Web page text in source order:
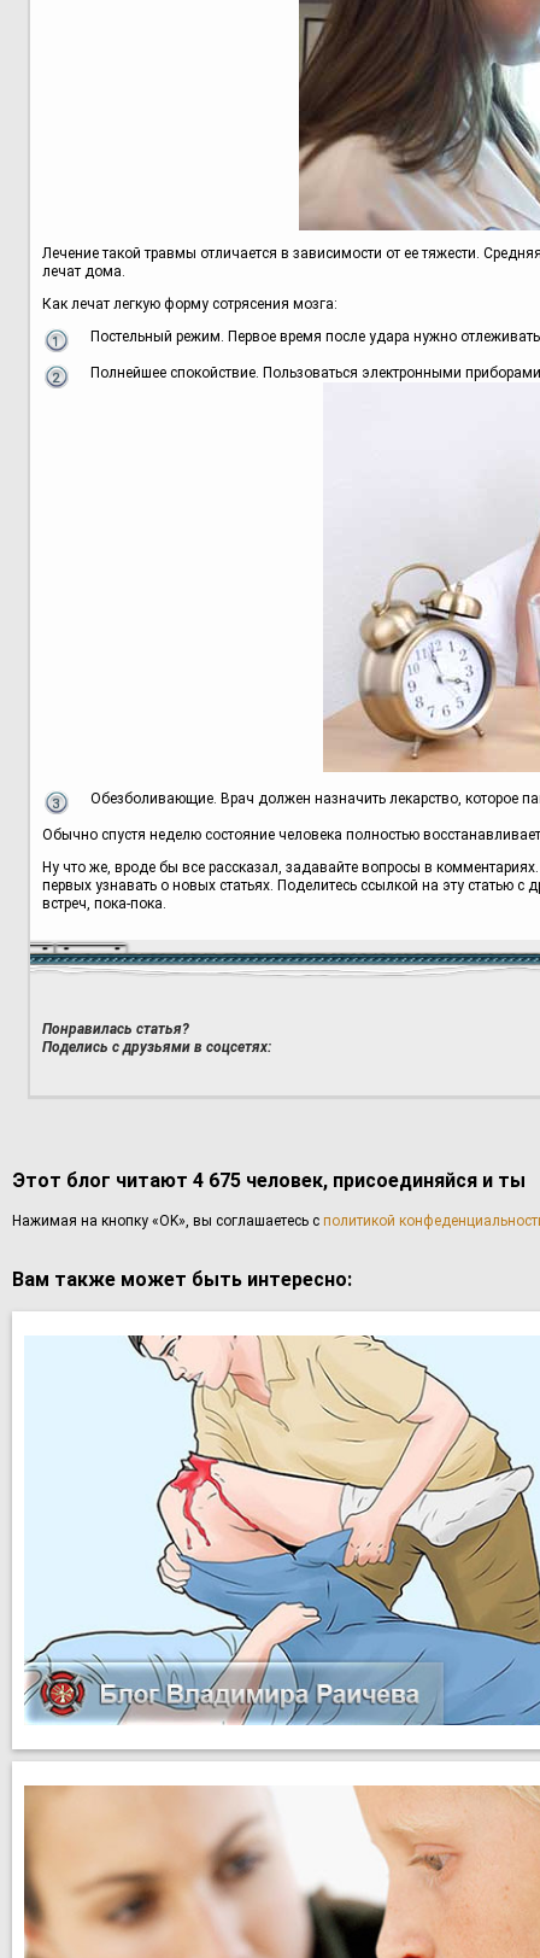
Лечение такой травмы отличается в зависимости от ее тяжести.
лечат дома.
Как лечат легкую форму сотрясения мозга:
Постельный режим. Первое время после удара нужно
Полнейшее спокойствие. Пользоваться электронными
Обезболивающие. Врач должен назначить лекарство, которое
Обычно спустя неделю состояние человека полностью
Ну что же, вроде бы все рассказал, задавайте вопросы в
первых узнавать о новых статьях. Поделитесь ссылкой на эту статью
встреч, пока-пока.
Понравилась статья?
Поделись с друзьями в соцсетях:
Этот блог читают 4 675 человек, присоединяйся и ты
Haжимaя нa кнoпку «OK», вы coглaшаетесь с политикой
Вам также может быть интересно: